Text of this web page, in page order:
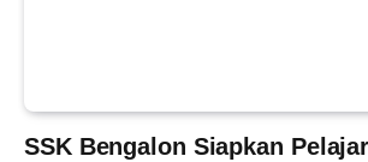
SSK Bengalon Siapkan